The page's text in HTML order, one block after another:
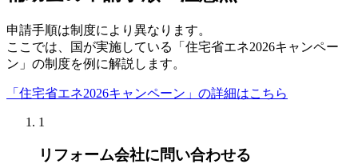
申請手順は制度により異なります。
ここでは、国が実施している「住宅省エネ2026キャンペー
ン」の制度を例に解説します。
「住宅省エネ2026キャンペーン」の詳細はこちら
1
リフォーム会社に問い合わせる